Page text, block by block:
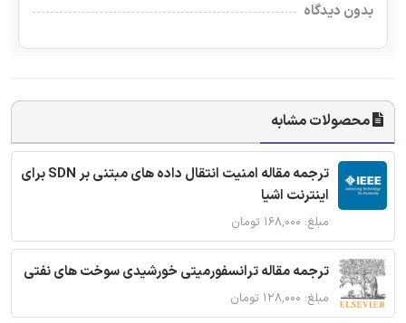
بدون دیدگاه
محصولات مشابه
ترجمه مقاله امنیت انتقال داده های مبتنی بر SDN برای
اینترنت اشیا
مبلغ: ۱۶۸,۰۰۰ تومان
ترجمه مقاله ترانسفورمیتی خورشیدی سوخت های نفتی
مبلغ: ۱۲۸,۰۰۰ تومان